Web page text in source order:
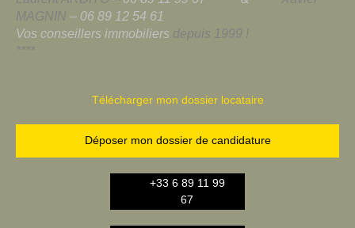
MAGNIN – 06 89 12 54 61
Vos conseillers immobiliers depuis 1999 !
****
Télécharger mon dossier locataire
Déposer mon dossier de candidature
+33 6 89 11 99
67